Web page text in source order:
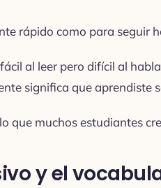
rápido como para seguir
al leer pero difícil al
significa que aprendiste
que muchos estudiantes
y el